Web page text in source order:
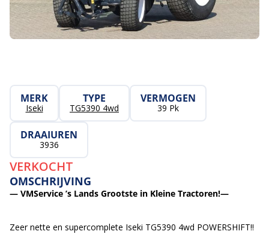
MERK
Iseki
TYPE
TG5390 4wd
VERMOGEN
39 Pk
DRAAIUREN
3936
VERKOCHT
OMSCHRIJVING
— VMService ’s Lands Grootste in Kleine Tractoren!—
Zeer nette en supercomplete Iseki TG5390 4wd POWERSHIFT!!